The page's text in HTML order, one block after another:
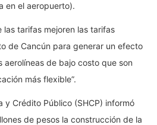
en el aeropuerto).
las tarifas mejoren las tarifas
de Cancún para generar un efecto
aerolíneas de bajo costo que son
más flexible”.
y Crédito Público (SHCP) informó
de pesos la construcción de la